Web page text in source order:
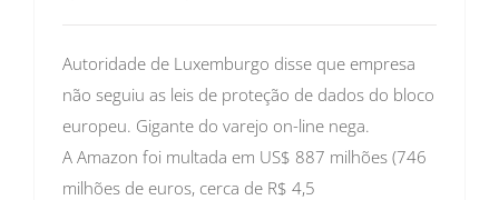
Autoridade de Luxemburgo disse que empresa
não seguiu as leis de proteção de dados do bloco
europeu. Gigante do varejo on-line nega.
A Amazon foi multada em US$ 887 milhões (746
milhões de euros, cerca de R$ 4,5